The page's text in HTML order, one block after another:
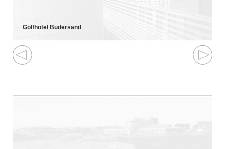
Golfhotel Budersand